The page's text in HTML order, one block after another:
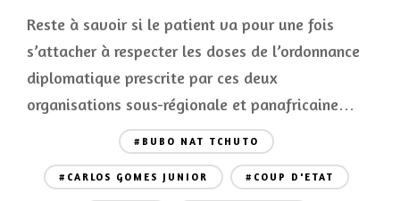
Reste à savoir si le patient va pour une fois
s’attacher à respecter les doses de l’ordonnance
diplomatique prescrite par ces deux
organisations sous-régionale et panafricaine…
#BUBO NAT TCHUTO
#CARLOS GOMES JUNIOR #COUP D'ETAT